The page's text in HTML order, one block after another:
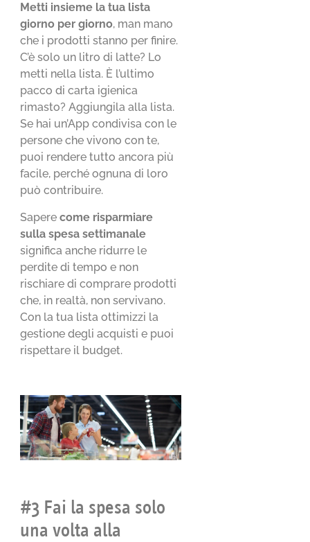
Metti insieme la tua lista
giorno per giorno, man mano
che i prodotti stanno per finire.
C’è solo un litro di latte? Lo
metti nella lista. È l’ultimo
pacco di carta igienica
rimasto? Aggiungila alla lista.
Se hai un’App condivisa con le
persone che vivono con te,
puoi rendere tutto ancora più
facile, perché ognuna di loro
può contribuire.
Saperecome risparmiare
sulla spesa settimanale
significa anche ridurre le
perdite di tempo e non
rischiare di comprare prodotti
che, in realtà, non servivano.
Con la tua lista ottimizzi la
gestione degli acquisti e puoi
rispettare il budget.
#3 Fai la spesa solo
una volta alla